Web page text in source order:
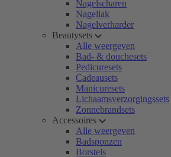
Nagelscharen
Nagellak
Nagelverharder
Beautysets
Alle weergeven
Bad- & douchesets
Pedicuresets
Cadeausets
Manicuresets
Lichaamsverzorgingssets
Zonnebrandsets
Accessoires
Alle weergeven
Badsponzen
Borstels